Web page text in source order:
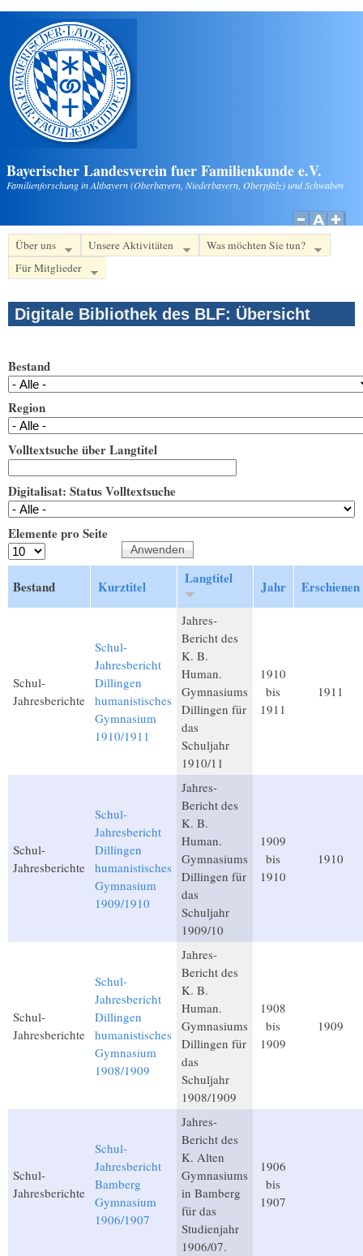
Direkt zum Inhalt
Bayerischer Landesverein fuer Familienkunde e.V.
Familienforschung in Altbayern (Oberbayern, Niederbayern, Oberpfalz) und Schwaben
Über uns Unsere Aktivitäten
Was möchten Sie tun?
Für Mitglieder
Digitale Bibliothek des BLF: Übersicht
Bestand
Region
Volltextsuche über Langtitel
Digitalisat: Status Volltextsuche
Elemente pro Seite
Bestand Kurztitel Langtitel Jahr Erschienen
Schul-
Jahresberichte
Schul-
Jahresbericht
Dillingen
humanistisches
Gymnasium
1910/1911
Jahres-
Bericht des
K. B.
Human.
Gymnasiums
Dillingen für
das
Schuljahr
1910/11
1910
bis
1911
1911
Schul-
Jahresberichte
Schul-
Jahresbericht
Dillingen
humanistisches
Gymnasium
1909/1910
Jahres-
Bericht des
K. B.
Human.
Gymnasiums
Dillingen für
das
Schuljahr
1909/10
1909
bis
1910
1910
Schul-
Jahresberichte
Schul-
Jahresbericht
Dillingen
humanistisches
Gymnasium
1908/1909
Jahres-
Bericht des
K. B.
Human.
Gymnasiums
Dillingen für
das
Schuljahr
1908/1909
1908
bis
1909
1909
Schul-
Jahresberichte
Schul-
Jahresbericht
Bamberg
Gymnasium
1906/1907
Jahres-
Bericht des
K. Alten
Gymnasiums
in Bamberg
für das
Studienjahr
1906/07.
1906
bis
1907